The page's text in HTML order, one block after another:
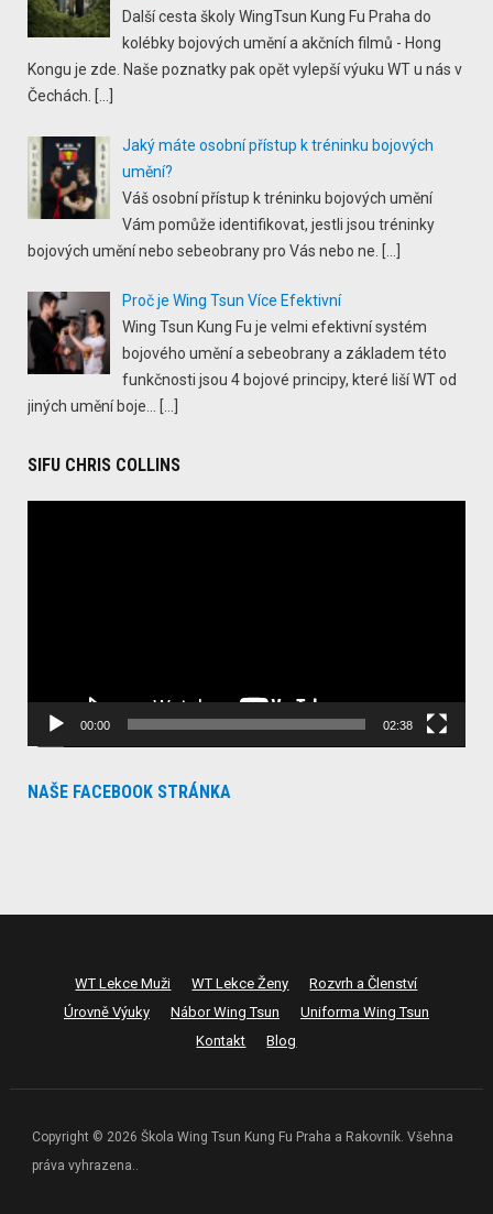
Další cesta školy WingTsun Kung Fu Praha do
kolébky bojových umění a akčních filmů - Hong
Kongu je zde. Naše poznatky pak opět vylepší výuku WT u nás v
Čechách.
Jaký máte osobní přístup k tréninku bojových
umění?
Váš osobní přístup k tréninku bojových umění
Vám pomůže identifikovat, jestli jsou tréninky
bojových umění nebo sebeobrany pro Vás nebo ne.
Proč je Wing Tsun Více Efektivní
Wing Tsun Kung Fu je velmi efektivní systém
bojového umění a sebeobrany a základem této
funkčnosti jsou 4 bojové principy, které liší WT od
jiných umění boje...
SIFU CHRIS COLLINS
00:00 02:38
NAŠE FACEBOOK STRÁNKA
WT Lekce Muži WT Lekce Ženy
Rozvrh a Členství
Úrovně Výuky
Nábor Wing Tsun
Uniforma Wing Tsun
Kontakt
Blog
Copyright © 2026 Škola Wing Tsun Kung Fu Praha a Rakovník. Všehna
práva vyhrazena..